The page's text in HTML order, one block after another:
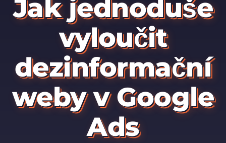
Jak jednoduše
vyloučit
dezinformační
weby v Google
Ads